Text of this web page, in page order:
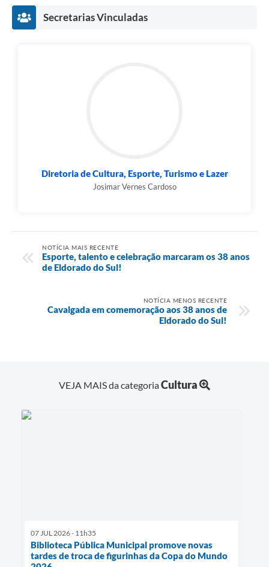
Secretarias Vinculadas
Diretoria de Cultura, Esporte, Turismo e Lazer
Josimar Vernes Cardoso
NOTÍCIA MAIS RECENTE
Esporte, talento e celebração marcaram os 38 anos
de Eldorado do Sul!
NOTÍCIA MENOS RECENTE
Cavalgada em comemoração aos 38 anos de
Eldorado do Sul!
VEJA MAIS da categoriaCultura
07 JUL 2026 - 11h35
Biblioteca Pública Municipal promove novas
tardes de troca de figurinhas da Copa do Mundo